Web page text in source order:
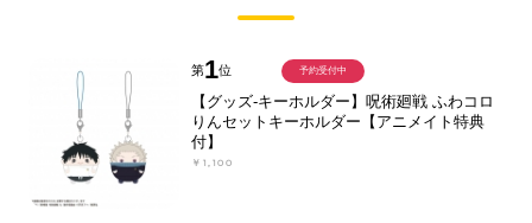
第1位
【グッズ-キーホルダー】呪術廻戦 ふわコロ
りんセットキーホルダー【アニメイト特典
付】
￥1,100
予約受付中